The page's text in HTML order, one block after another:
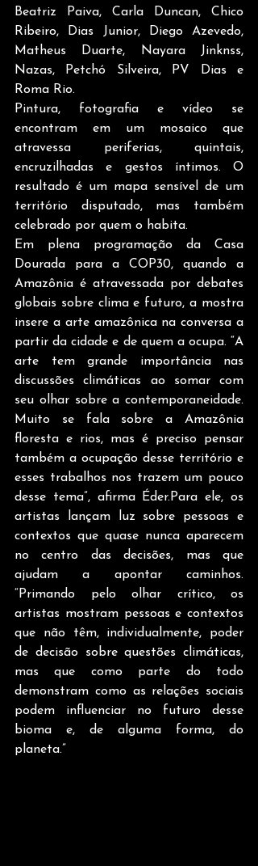
Beatriz Paiva, Carla Duncan, Chico
Ribeiro, Dias Junior, Diego Azevedo,
Matheus Duarte, Nayara Jinknss,
Nazas, Petchó Silveira, PV Dias e
Roma Rio.
Pintura, fotografia e vídeo se
encontram em um mosaico que
atravessa periferias, quintais,
encruzilhadas e gestos íntimos. O
resultado é um mapa sensível de um
território disputado, mas também
celebrado por quem o habita.
Em plena programação da Casa
Dourada para a COP30, quando a
Amazônia é atravessada por debates
globais sobre clima e futuro, a mostra
insere a arte amazônica na conversa a
partir da cidade e de quem a ocupa. “A
arte tem grande importância nas
discussões climáticas ao somar com
seu olhar sobre a contemporaneidade.
Muito se fala sobre a Amazônia
floresta e rios, mas é preciso pensar
também a ocupação desse território e
esses trabalhos nos trazem um pouco
desse tema”, afirma Éder.Para ele, os
artistas lançam luz sobre pessoas e
contextos que quase nunca aparecem
no centro das decisões, mas que
ajudam a apontar caminhos.
“Primando pelo olhar crítico, os
artistas mostram pessoas e contextos
que não têm, individualmente, poder
de decisão sobre questões climáticas,
mas que como parte do todo
demonstram como as relações sociais
podem influenciar no futuro desse
bioma e, de alguma forma, do
planeta.”